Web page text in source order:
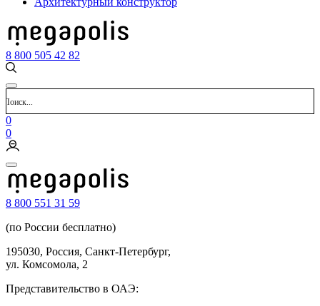
8 800 505 42 82
0
0
8 800 551 31 59
(по России бесплатно)
195030, Россия, Санкт-Петербург,
ул. Комсомола, 2
Представительство в ОАЭ: